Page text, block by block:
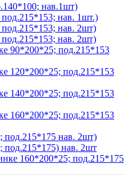
нав.1шт)
нав. 1шт.)
нав. 2шт)
нав. 2шт)
90*200*25; под.215*153
120*200*25; под.215*153
140*200*25; под.215*153
160*200*25; под.215*153
под.215*175 нав. 2шт)
под.215*175) нав. 2шт
160*200*25; под.215*175